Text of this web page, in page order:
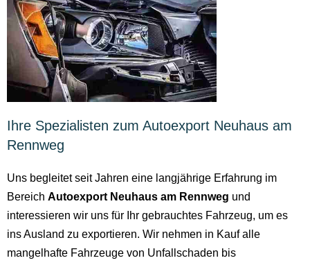
Ihre Spezialisten zum Autoexport Neuhaus am
Rennweg
Uns begleitet seit Jahren eine langjährige Erfahrung im
Bereich Autoexport Neuhaus am Rennweg und
interessieren wir uns für Ihr gebrauchtes Fahrzeug, um es
ins Ausland zu exportieren. Wir nehmen in Kauf alle
mangelhafte Fahrzeuge von Unfallschaden bis